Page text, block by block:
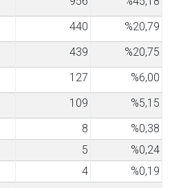
440
%20,79
439
%20,75
127
%6,00
109
%5,15
8
%0,38
5
%0,24
4
%0,19